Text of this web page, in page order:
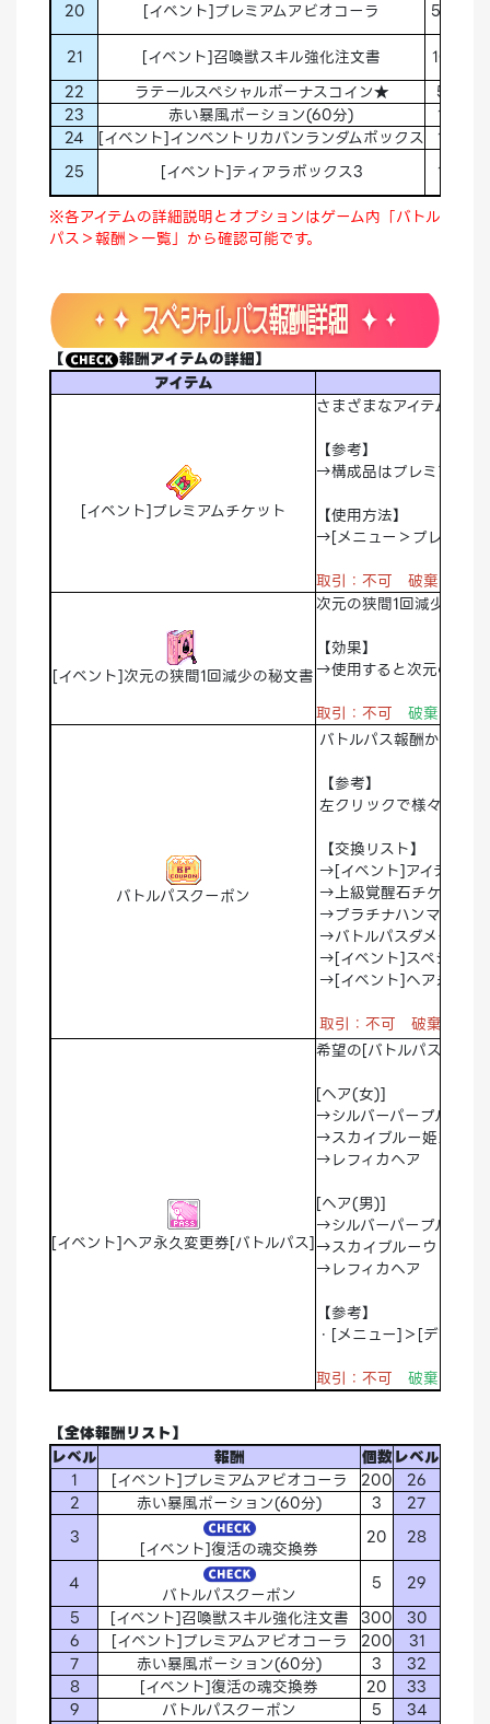
20 [イベント]プレミアムアビオコーラ 50
21
[イベント]召喚獣スキル強化注文書 10
22
ラテールスペシャルボーナスコイン★ 5
23
赤い暴風ポーション(60分) 1
24
[イベント]インベントリカバンランダムボックス 1
25
[イベント]ティアラボックス3 1
※各アイテムの詳細説明とオプションはゲーム内「バトル
パス＞報酬＞一覧」から確認可能です。
【
報酬アイテムの詳細】
アイテム
[イベント]プレミアムチケット
さまざまなアイテムが獲
【参考】
→構成品はプレミアムの
【使用方法】
→[メニュー＞プレミア
取引：不可 破棄：不可
[イベント]次元の狭間1回減少の秘文書
次元の狭間1回減少の秘
【効果】
→使用すると次元の狭間
取引：不可 破棄：可
バトルパスクーポン
バトルパス報酬から獲
【参考】
左クリックで様々なア
【交換リスト】
→[イベント]アイテム覚
→上級覚醒石チケット
→プラチナハンマー
→バトルパスダメージス
→[イベント]スペシャル
→[イベント]ヘア永久変
取引：不可 破棄：不可
[イベント]ヘア永久変更券[バトルパス]
希望の[バトルパス]ヘア
[ヘア(女)]
→シルバーパープル三つ
→スカイブルー姫カット
→レフィカヘア
[ヘア(男)]
→シルバーパープルヘア
→スカイブルーウェーブ
→レフィカヘア
【参考】
・[メニュー]＞[デコレ
取引：不可
破棄：可
【全体報酬リスト】
レベル
報酬 個数レベル
1
[イベント]プレミアムアビオコーラ 200 26
2
赤い暴風ポーション(60分) 3 27
3
[イベント]復活の魂交換券 20 28
4
バトルパスクーポン 5
29
5
[イベント]召喚獣スキル強化注文書 300
30
6
[イベント]プレミアムアビオコーラ 200 31
7
赤い暴風ポーション(60分) 3 32
8
[イベント]復活の魂交換券 20 33
9
バトルパスクーポン 5
34